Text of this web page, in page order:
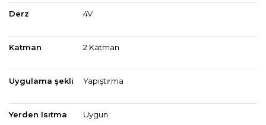
Derz 4V
Katman 2 Katman
Uygulama şekli Yapıştırma
Yerden Isıtma Uygun